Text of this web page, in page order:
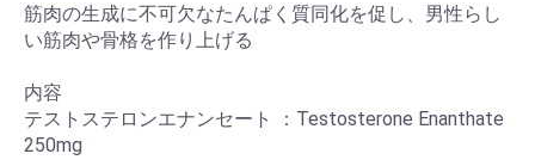
筋肉の生成に不可欠なたんぱく質同化を促し、男性らし
い筋肉や骨格を作り上げる
内容
テストステロンエナンセート ：Testosterone Enanthate
250mg